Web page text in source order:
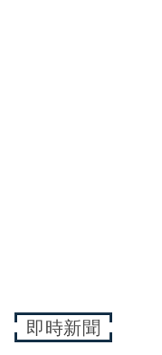
即時新聞